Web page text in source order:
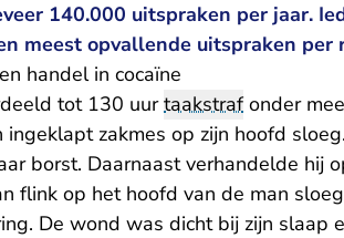
140.000 uitspraken per jaar.
meest opvallende uitspraken per
handel in cocaïne
tot 130 uurtaakstrafonder
zakmes op zijn hoofd
borst. Daarnaast verhandelde hij
flink op het hoofd van de man
De wond was dicht bij zijn slaap